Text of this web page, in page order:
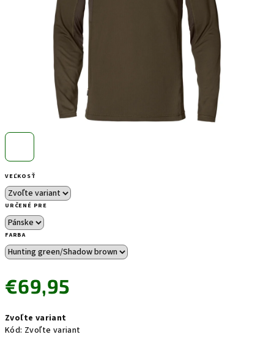
VEĽKOSŤ
URČENÉ PRE
FARBA
€69,95
cena:
Zvoľte variant
Kód: Zvoľte variant